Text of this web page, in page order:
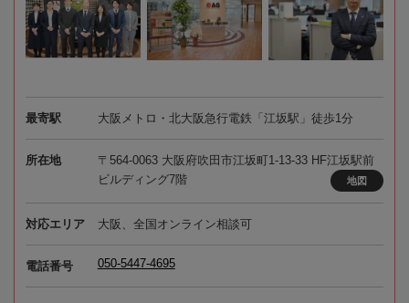
最寄駅 大阪メトロ・北大阪急行電鉄「江坂駅」徒歩1分
所在地
〒564-0063 大阪府吹田市江坂町1-13-33 HF江坂駅前
ビルディング7階
地図
対応エリア 大阪、全国オンライン相談可
電話番号 050-5447-4695